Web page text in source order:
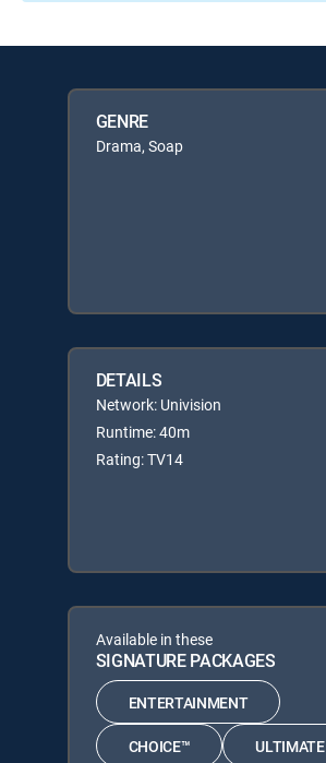
GENRE
Drama, Soap
DETAILS
Network: Univision
Runtime: 40m
Rating: TV14
Available in these
SIGNATURE PACKAGES
ENTERTAINMENT
CHOICE™ ULTIMATE